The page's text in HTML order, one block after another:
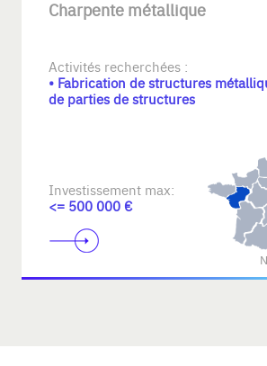
Charpente métallique
Activités recherchées :
• Fabrication de structures
de parties de structures
Investissement max:
<= 500 000 €